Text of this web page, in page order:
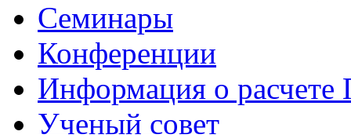
Семинары
Конференции
Информация о
Ученый совет